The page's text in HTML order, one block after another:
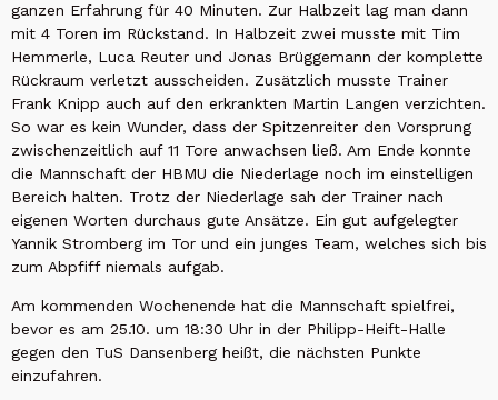
ganzen Erfahrung für 40 Minuten. Zur Halbzeit lag man dann
mit 4 Toren im Rückstand. In Halbzeit zwei musste mit Tim
Hemmerle, Luca Reuter und Jonas Brüggemann der komplette
Rückraum verletzt ausscheiden. Zusätzlich musste Trainer
Frank Knipp auch auf den erkrankten Martin Langen verzichten.
So war es kein Wunder, dass der Spitzenreiter den Vorsprung
zwischenzeitlich auf 11 Tore anwachsen ließ. Am Ende konnte
die Mannschaft der HBMU die Niederlage noch im einstelligen
Bereich halten. Trotz der Niederlage sah der Trainer nach
eigenen Worten durchaus gute Ansätze. Ein gut aufgelegter
Yannik Stromberg im Tor und ein junges Team, welches sich bis
zum Abpfiff niemals aufgab.
Am kommenden Wochenende hat die Mannschaft spielfrei,
bevor es am 25.10. um 18:30 Uhr in der Philipp-Heift-Halle
gegen den TuS Dansenberg heißt, die nächsten Punkte
einzufahren.